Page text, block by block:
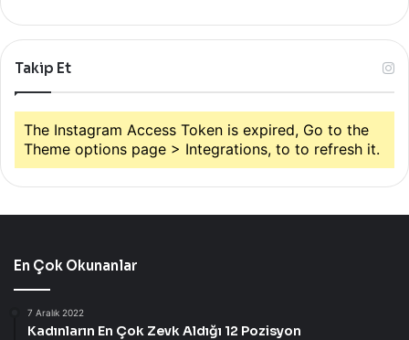
Takip Et
The Instagram Access Token is expired, Go to the
Theme options page > Integrations, to to refresh it.
En Çok Okunanlar
7 Aralık 2022
Kadınların En Çok Zevk Aldığı 12 Pozisyon